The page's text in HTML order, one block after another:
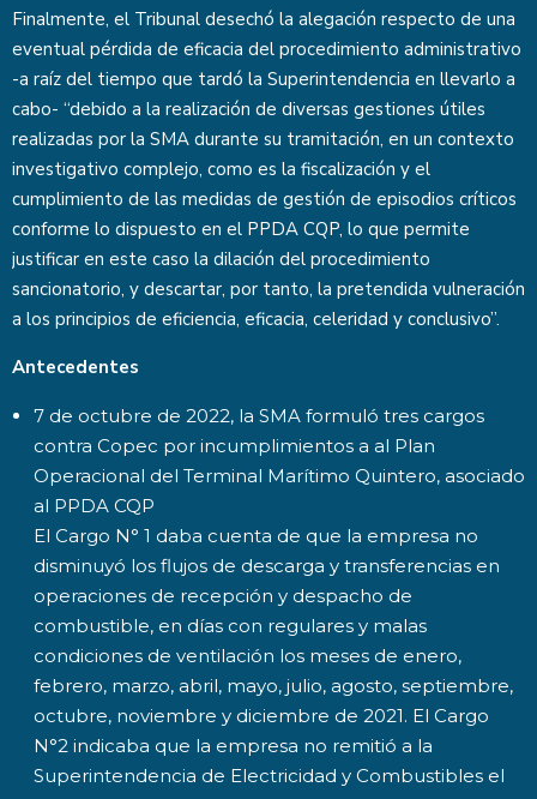
Finalmente, el Tribunal desechó la alegación respecto de una
eventual pérdida de eficacia del procedimiento administrativo
-a raíz del tiempo que tardó la Superintendencia en llevarlo a
cabo- “debido a la realización de diversas gestiones útiles
realizadas por la SMA durante su tramitación, en un contexto
investigativo complejo, como es la fiscalización y el
cumplimiento de las medidas de gestión de episodios críticos
conforme lo dispuesto en el PPDA CQP, lo que permite
justificar en este caso la dilación del procedimiento
sancionatorio, y descartar, por tanto, la pretendida vulneración
a los principios de eficiencia, eficacia, celeridad y conclusivo”.
Antecedentes
7 de octubre de 2022, la SMA formuló tres cargos
contra Copec por incumplimientos a al Plan
Operacional del Terminal Marítimo Quintero, asociado
al PPDA CQP
El Cargo N° 1 daba cuenta de que la empresa no
disminuyó los flujos de descarga y transferencias en
operaciones de recepción y despacho de
combustible, en días con regulares y malas
condiciones de ventilación los meses de enero,
febrero, marzo, abril, mayo, julio, agosto, septiembre,
octubre, noviembre y diciembre de 2021. El Cargo
N°2 indicaba que la empresa no remitió a la
Superintendencia de Electricidad y Combustibles el